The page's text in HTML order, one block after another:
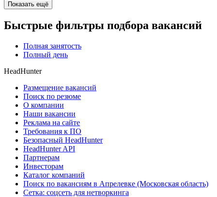
Показать ещё
Быстрые фильтры подбора вакансий
Полная занятость
Полный день
HeadHunter
Размещение вакансий
Поиск по резюме
О компании
Наши вакансии
Реклама на сайте
Требования к ПО
Безопасный HeadHunter
HeadHunter API
Партнерам
Инвесторам
Каталог компаний
Поиск по вакансиям в Апрелевке (Московская область)
Сетка: соцсеть для нетворкинга